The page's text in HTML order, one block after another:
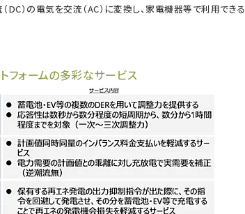
）の電気を交流（AC）に変換し、家電機器等で利用できる
ォームの多彩なサービス